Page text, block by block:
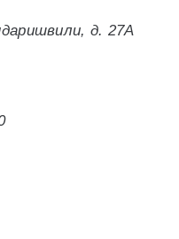
д. 27А